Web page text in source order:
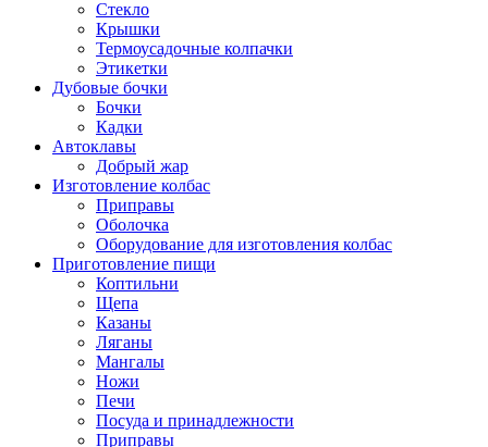
Стекло
Крышки
Термоусадочные колпачки
Этикетки
Дубовые бочки
Бочки
Кадки
Автоклавы
Добрый жар
Изготовление колбас
Приправы
Оболочка
Оборудование для изготовления колбас
Приготовление пищи
Коптильни
Щепа
Казаны
Ляганы
Мангалы
Ножи
Печи
Посуда и принадлежности
Приправы